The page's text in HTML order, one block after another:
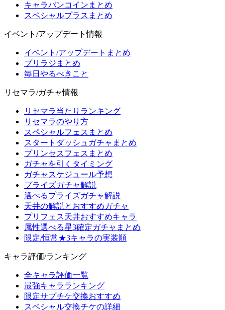
キャラバンコインまとめ
スペシャルプラスまとめ
イベント/アップデート情報
イベント/アップデートまとめ
プリラジまとめ
毎日やるべきこと
リセマラ/ガチャ情報
リセマラ当たりランキング
リセマラのやり方
スペシャルフェスまとめ
スタートダッシュガチャまとめ
プリンセスフェスまとめ
ガチャを引くタイミング
ガチャスケジュール予想
プライズガチャ解説
選べるプライズガチャ解説
天井の解説とおすすめガチャ
プリフェス天井おすすめキャラ
属性選べる星3確定ガチャまとめ
限定/恒常★3キャラの実装順
キャラ評価/ランキング
全キャラ評価一覧
最強キャラランキング
限定サプチケ交換おすすめ
スペシャル交換チケの詳細